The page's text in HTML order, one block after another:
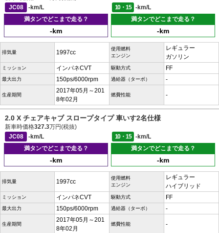
JC08
-km/L 10・15
-km/L
満タンでどこまで走る？
-km
満タンでどこまで走る？
-km
排気量 1997cc
使用燃料
エンジン
レギュラー
ガソリン
ミッション インパネCVT 駆動方式 FF
最大出力 150ps/6000rpm 過給器（ターボ） -
生産期間
2017年05月～201
8年02月
燃費性能 -
2.0 X チェアキャブ スロープタイプ 車いす2名仕様
新車時価格327.3万円(税抜)
JC08
-km/L 10・15
-km/L
満タンでどこまで走る？
-km
満タンでどこまで走る？
-km
排気量 1997cc
使用燃料
エンジン
レギュラー
ハイブリッド
ミッション インパネCVT 駆動方式 FF
最大出力 150ps/6000rpm 過給器（ターボ） -
生産期間
2017年05月～201
8年02月
燃費性能 -